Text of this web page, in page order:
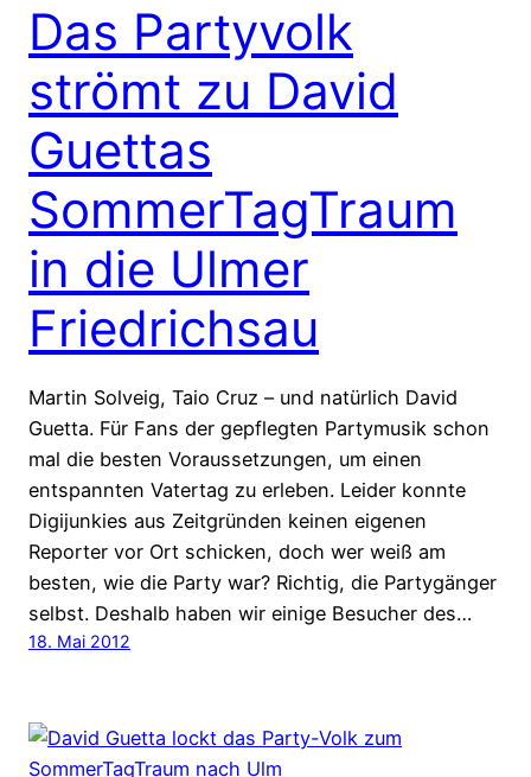
Das Partyvolk
strömt zu David
Guettas
SommerTagTraum
in die Ulmer
Friedrichsau
Martin Solveig, Taio Cruz – und natürlich David
Guetta. Für Fans der gepflegten Partymusik schon
mal die besten Voraussetzungen, um einen
entspannten Vatertag zu erleben. Leider konnte
Digijunkies aus Zeitgründen keinen eigenen
Reporter vor Ort schicken, doch wer weiß am
besten, wie die Party war? Richtig, die Partygänger
selbst. Deshalb haben wir einige Besucher des…
18. Mai 2012